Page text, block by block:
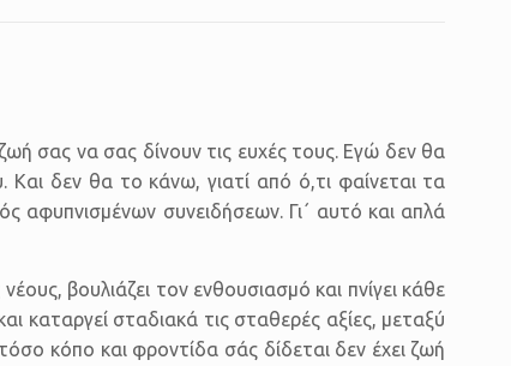
σας να σας δίνουν τις ευχές τους. Εγώ δεν θα
δεν θα το κάνω, γιατί από ό,τι φαίνεται τα
αφυπνισμένων συνειδήσεων. Γι΄ αυτό και απλά
βουλιάζει τον ενθουσιασμό και πνίγει κάθε
καταργεί σταδιακά τις σταθερές αξίες, μεταξύ
κόπο και φροντίδα σάς δίδεται δεν έχει ζωή